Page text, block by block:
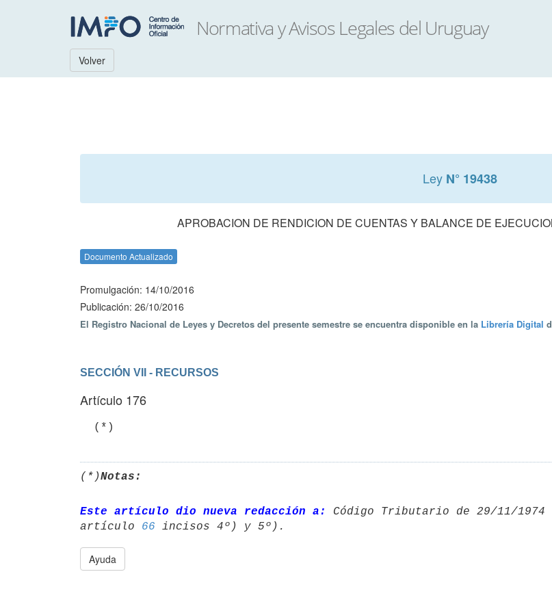
Volver
Ley N° 19438
APROBACION DE RENDICION DE CUENTAS Y BALANCE DE
Documento Actualizado
Promulgación: 14/10/2016
Publicación: 26/10/2016
El Registro Nacional de Leyes y Decretos del presente semestre se encuentra disponible en la Librería Digital
SECCIÓN VII - RECURSOS
Artículo 176
  (*)
(*)Notas:
Este artículo dio nueva redacción a:
Código Tributario de 29/11/1974
artículo 66
Ayuda